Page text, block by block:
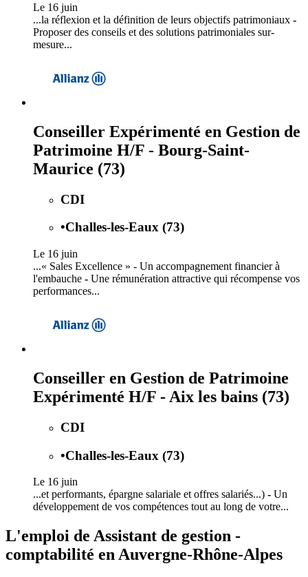
Le 16 juin
...la réflexion et la définition de leurs objectifs patrimoniaux -
Proposer des conseils et des solutions patrimoniales sur-
mesure...
Conseiller Expérimenté en Gestion de
Patrimoine H/F - Bourg-Saint-
Maurice (73)
CDI
•Challes-les-Eaux (73)
Le 16 juin
...« Sales Excellence » - Un accompagnement financier à
l'embauche - Une rémunération attractive qui récompense vos
performances...
Conseiller en Gestion de Patrimoine
Expérimenté H/F - Aix les bains (73)
CDI
•Challes-les-Eaux (73)
Le 16 juin
...et performants, épargne salariale et offres salariés...) - Un
développement de vos compétences tout au long de votre...
L'emploi de Assistant de gestion -
comptabilité en Auvergne-Rhône-Alpes